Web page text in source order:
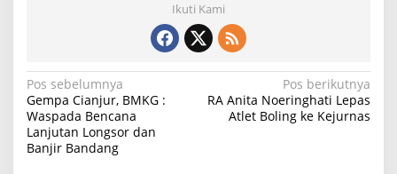
Ikuti Kami
N
a
v
Pos sebelumnya
Gempa Cianjur, BMKG :
Waspada Bencana
Lanjutan Longsor dan
Banjir Bandang
Pos berikutnya
RA Anita Noeringhati Lepas
Atlet Boling ke Kejurnas